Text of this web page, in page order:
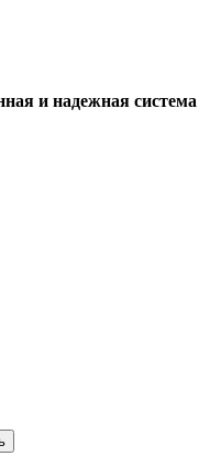
и надежная система